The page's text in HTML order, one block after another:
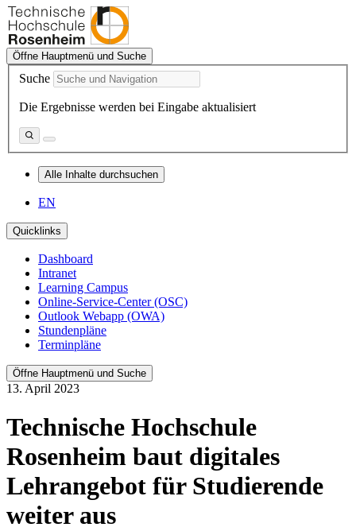
Öffne Hauptmenü und Suche
Suche
Die Ergebnisse werden bei Eingabe aktualisiert
Alle Inhalte durchsuchen
EN
Quicklinks
Dashboard
Intranet
Learning Campus
Online-Service-Center (OSC)
Outlook Webapp (OWA)
Stundenpläne
Terminpläne
Öffne Hauptmenü und Suche
13. April 2023
Technische Hochschule
Rosenheim baut digitales
Lehrangebot für Studierende
weiter aus